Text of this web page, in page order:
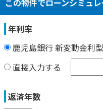
この物件でローンシミュ
年利率
鹿児島銀行 新変動金利
直接入力する
返済年数